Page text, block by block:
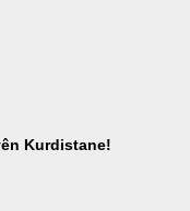
Kurdistane!